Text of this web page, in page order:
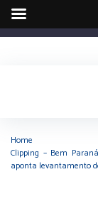
Home
Clipping – Bem
aponta levantamento